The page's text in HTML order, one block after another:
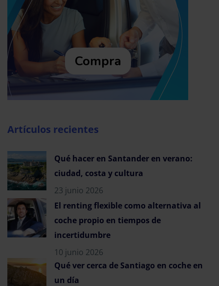
Compra
Artículos recientes
Qué hacer en Santander en verano:
ciudad, costa y cultura
23 junio 2026
El renting flexible como alternativa al
coche propio en tiempos de
incertidumbre
10 junio 2026
Qué ver cerca de Santiago en coche en
un día